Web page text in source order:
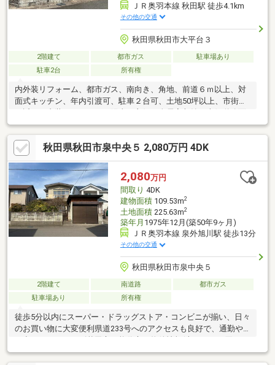
ＪＲ奥羽本線 秋田駅 徒歩4.1km
その他の交通
秋田県秋田市大平台３
2階建て 都市ガス
駐車場あり
駐車2台
所有権
内外装リフォーム、都市ガス、南向き、角地、前道６ｍ以上、対
面式キッチン、年内引渡可、駐車２台可、土地50坪以上、市街地
す、閑静な住宅地、和室、整形地、外装リフォーム、ＴＶモニタ
付インターホン、緑豊かな住宅地、都市近郊、通風良好、ウォー
クインクローゼット、高台に立地
秋田県秋田市泉中央５ 2,080万円 4DK
2,080万円
間取り 4DK
建物面積109.53m2
土地面積225.63m2
築年月 1975年12月(築50年9ヶ月)
ＪＲ奥羽本線 泉外旭川駅 徒歩13分
その他の交通
秋田県秋田市泉中央５
2階建て 南道路
都市ガス
駐車場あり
所有権
徒歩5分以内にスーパー・ドラッグストア・コンビニが揃い、日々
のお買い物に大変便利県道233号へのアクセスも良好で、通勤や
イ)はイエステーションノーベル不動産へお任せ下さい!